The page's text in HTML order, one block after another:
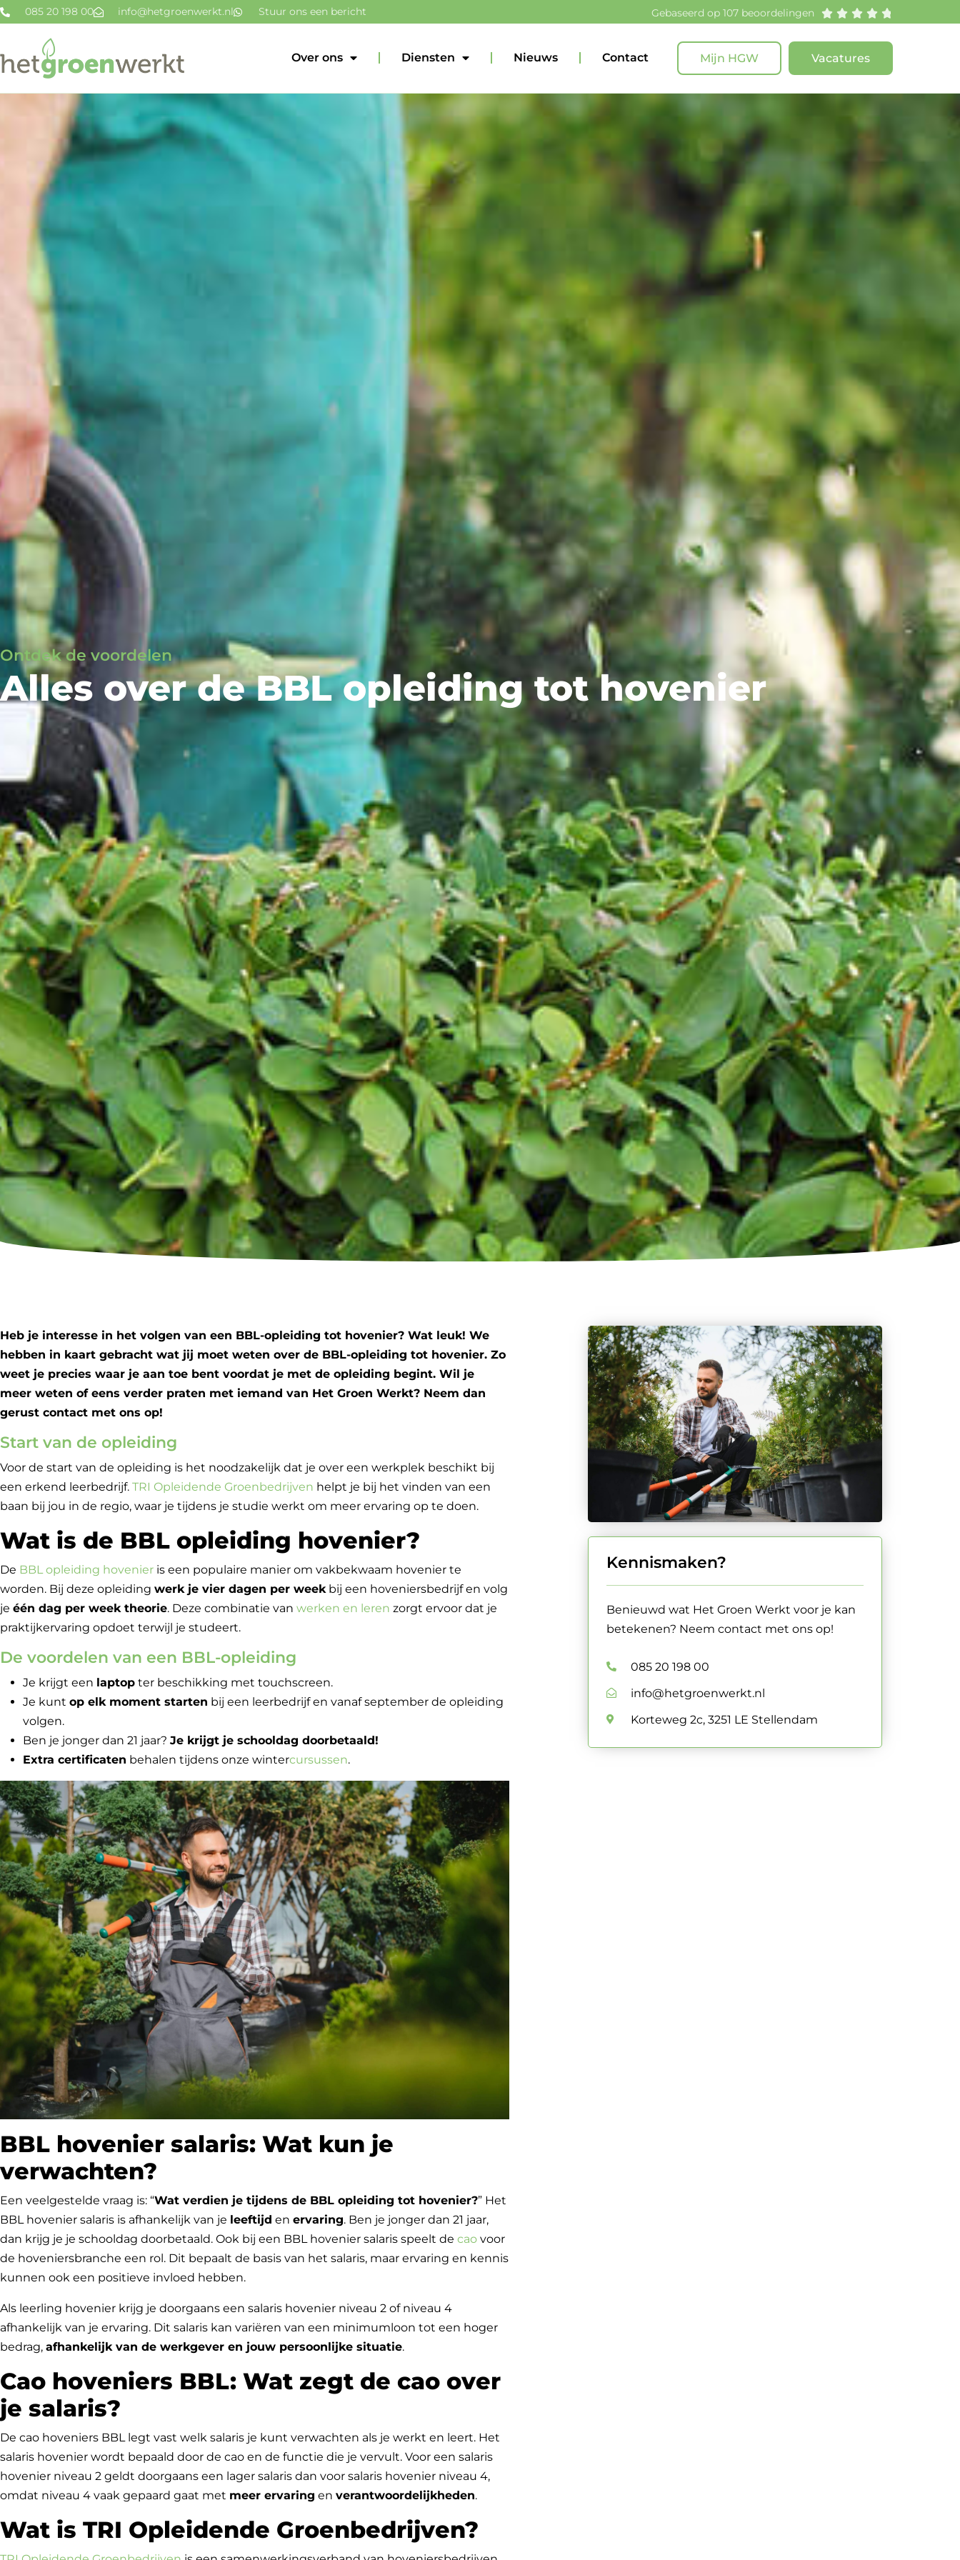
085 20 198 00 info@hetgroenwerkt.nl Stuur ons een bericht Gebaseerd op 107 beoordelingen     
Over ons Diensten Nieuws Contact Mijn HGW Vacatures
Ontdek de voordelen
Alles over de BBL opleiding tot hovenier
Heb je interesse in het volgen van een BBL-opleiding tot hovenier? Wat leuk! We
hebben in kaart gebracht wat jij moet weten over de BBL-opleiding tot hovenier. Zo
weet je precies waar je aan toe bent voordat je met de opleiding begint. Wil je
meer weten of eens verder praten met iemand van Het Groen Werkt? Neem dan
gerust contact met ons op!
Start van de opleiding
Voor de start van de opleiding is het noodzakelijk dat je over een werkplek beschikt bij
een erkend leerbedrijf. TRI Opleidende Groenbedrijven helpt je bij het vinden van een
baan bij jou in de regio, waar je tijdens je studie werkt om meer ervaring op te doen.
Wat is de BBL opleiding hovenier?
De BBL opleiding hovenier is een populaire manier om vakbekwaam hovenier te
worden. Bij deze opleiding werk je vier dagen per weekbij een hoveniersbedrijf en volg
je één dag per week theorie. Deze combinatie van werken en leren zorgt ervoor dat je
praktijkervaring opdoet terwijl je studeert.
De voordelen van een BBL-opleiding
Je krijgt een laptop ter beschikking met touchscreen.
Je kunt op elk moment starten bij een leerbedrijf en vanaf september de opleiding
volgen.
Ben je jonger dan 21 jaar? Je krijgt je schooldag doorbetaald!
Extra certificaten behalen tijdens onze wintercursussen.
BBL hovenier salaris: Wat kun je
verwachten?
Een veelgestelde vraag is: “Wat verdien je tijdens de BBL opleiding tot hovenier?” Het
BBL hovenier salaris is afhankelijk van je leeftijd en ervaring. Ben je jonger dan 21 jaar,
dan krijg je je schooldag doorbetaald. Ook bij een BBL hovenier salaris speelt de cao voor
de hoveniersbranche een rol. Dit bepaalt de basis van het salaris, maar ervaring en kennis
kunnen ook een positieve invloed hebben.
Als leerling hovenier krijg je doorgaans een salaris hovenier niveau 2 of niveau 4
afhankelijk van je ervaring. Dit salaris kan variëren van een minimumloon tot een hoger
bedrag, afhankelijk van de werkgever en jouw persoonlijke situatie.
Cao hoveniers BBL: Wat zegt de cao over
je salaris?
De cao hoveniers BBL legt vast welk salaris je kunt verwachten als je werkt en leert. Het
salaris hovenier wordt bepaald door de cao en de functie die je vervult. Voor een salaris
hovenier niveau 2 geldt doorgaans een lager salaris dan voor salaris hovenier niveau 4,
omdat niveau 4 vaak gepaard gaat met meer ervaring en verantwoordelijkheden.
Wat is TRI Opleidende Groenbedrijven?
Kennismaken?
Benieuwd wat Het Groen Werkt voor je kan
betekenen? Neem contact met ons op!
085 20 198 00
info@hetgroenwerkt.nl
Korteweg 2c, 3251 LE Stellendam